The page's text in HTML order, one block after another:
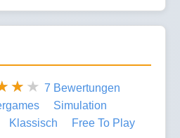
7 Bewertungen
Simulation
Klassisch Free To Play